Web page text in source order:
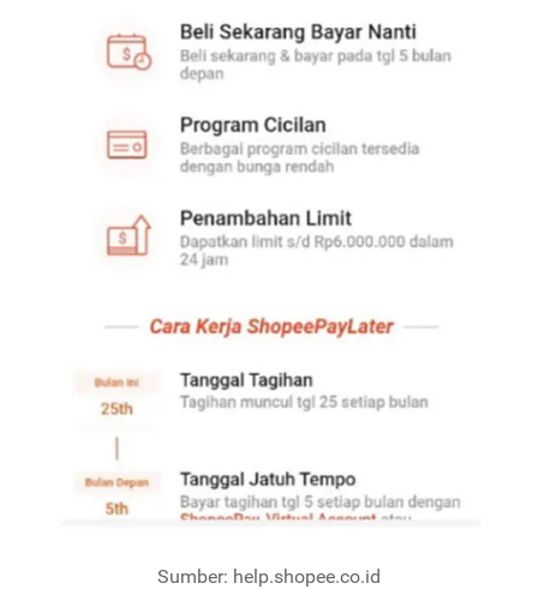
Sumber: help.shopee.co.id